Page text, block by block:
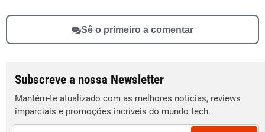
Sê o primeiro a comentar
Subscreve a nossa Newsletter
Mantém-te atualizado com as melhores notícias, reviews
imparciais e promoções incríveis do mundo tech.